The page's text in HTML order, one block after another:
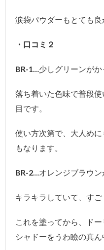
涙袋パウダーもとても良
・口コミ２
BR-1…少しグリーンがか
落ち着いた色味で普段
目です。
使い方次第で、大人め
もなります。
BR-2…オレンジブラウン
キラキラしていて、すご
これを塗ってから、ド
シャドーをうわ瞼の真ん